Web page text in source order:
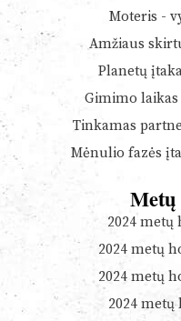
Moteris -
Amžiaus
Planetų
Gimimo
Tinkamas
Mėnulio fazės
Metų
2024 metų
2024 metų
2024 metų
2024